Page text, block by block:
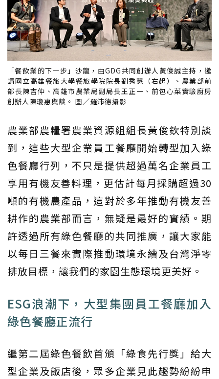
「餐飲業的下一步」沙龍，由GDG共同創辦人黃俊誠主持，邀
請國立高雄餐旅大學餐旅學院院長劉秀慧（右起）、農業部前
部長陳吉仲、高雄市農業局副局長王正一、前包心菜實驗廚房
創辦人陳瓊惠與談。 圖／羅沛德攝影
農業部農糧署農業資源組組長黃俊欽特別談
到，這些大型企業員工餐廳開始轉型加入綠
色餐廳行列，不只是提供超過萬名企業員工
享用有機友善料理，更估計每月採購超過30
噸的有機農產品，這對於多年推動有機友善
耕作的農業部而言，無疑是最好的實績。期
許透過所有綠色餐廳的共同推廣，讓大家能
以每日三餐來實際推動環境永續及台灣淨零
排放目標，讓我們的家園生態環境更美好。
ESG浪潮下，大型集團員工餐廳加入
綠色餐廳正流行
繼第二屆綠色餐飲首頒「綠食先行獎」給大
型企業及飯店後，眾多企業見此趨勢紛紛申